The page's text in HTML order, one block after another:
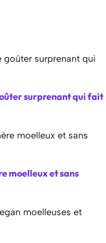
surprenant qui fait
moelleux et sans